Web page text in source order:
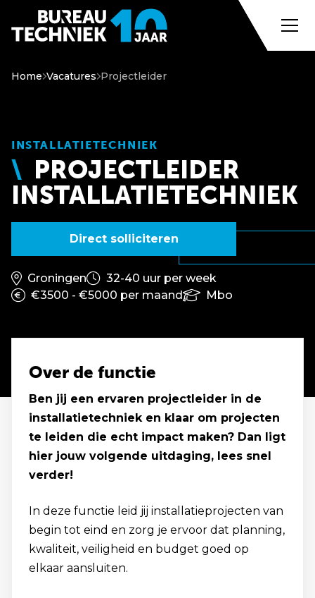
Home Vacatures Projectleider
INSTALLATIETECHNIEK
PROJECTLEIDER
INSTALLATIETECHNIEK
Direct solliciteren
Groningen
32-40 uur per week
€3500 - €5000 per maand
Mbo
Over de functie
Ben jij een ervaren projectleider in de
installatietechniek en klaar om projecten
te leiden die echt impact maken? Dan ligt
hier jouw volgende uitdaging, lees snel
verder!
In deze functie leid jij installatieprojecten van
begin tot eind en zorg je ervoor dat planning,
kwaliteit, veiligheid en budget goed op
elkaar aansluiten.